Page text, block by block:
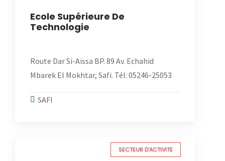
Ecole Supérieure De
Technologie
Route Dar Si-Aïssa BP. 89 Av. Echahid
Mbarek El Mokhtar, Safi. Tél: 05246-25053
SAFI
SECTEUR D'ACTIVITE